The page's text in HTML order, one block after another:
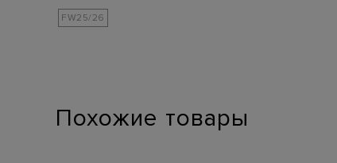
FW25/26
Похожие товары